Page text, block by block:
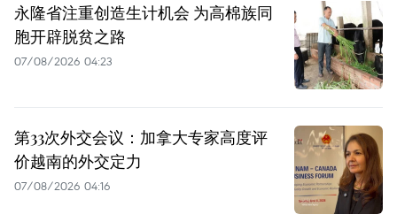
永隆省注重创造生计机会 为高棉族同
胞开辟脱贫之路
07/08/2026 04:23
第33次外交会议：加拿大专家高度评
价越南的外交定力
07/08/2026 04:16